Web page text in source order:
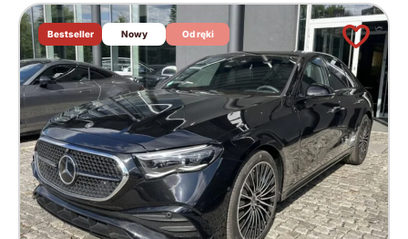
Bestseller Nowy Od ręki